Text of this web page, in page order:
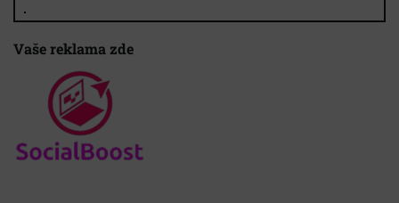
Vaše reklama zde